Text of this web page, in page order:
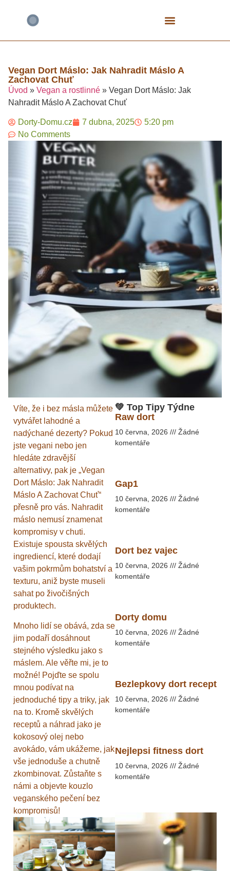
Vegan Dort Máslo: Jak Nahradit Máslo A
Zachovat Chuť​
Úvod » Vegan a rostlinné » Vegan Dort Máslo: Jak
Nahradit Máslo A Zachovat Chuť​
Dorty-Domu.cz 7 dubna, 2025
5:20 pm
No Comments
Víte, že i bez másla můžete
vytvářet lahodné a
nadýchané dezerty? Pokud
jste vegani nebo jen
hledáte zdravější
alternativy, pak je „Vegan
Dort Máslo: Jak Nahradit
Máslo A Zachovat Chuť“
přesně pro vás. Nahradit
máslo nemusí znamenat
kompromisy v chuti.
Existuje spousta skvělých
ingrediencí, které dodají
vašim pokrmům bohatství a
texturu, aniž byste museli
sahat po živočišných
produktech.
Mnoho lidí se obává, zda se
jim podaří dosáhnout
stejného výsledku jako s
máslem. Ale věřte mi, je to
možné! Pojďte se spolu
mnou podívat na
jednoduché tipy a triky, jak
na to. Kromě skvělých
receptů a náhrad jako je
kokosový olej nebo
avokádo, vám ukážeme, jak
vše jednoduše a chutně
zkombinovat. Zůstaňte s
námi a objevte kouzlo
veganského pečení bez
kompromisů!
💚 Top Tipy Týdne
Raw dort
10 června, 2026
Žádné
komentáře
Gap1
10 června, 2026
Žádné
komentáře
Dort bez vajec
10 června, 2026
Žádné
komentáře
Dorty domu
10 června, 2026
Žádné
komentáře
Bezlepkovy dort recept
10 června, 2026
Žádné
komentáře
Nejlepsi fitness dort
10 června, 2026
Žádné
komentáře